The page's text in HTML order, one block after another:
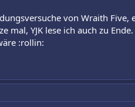
von Wraith Five,
YJK lese ich auch zu
:rollin: